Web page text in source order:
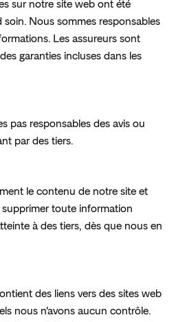
sur notre site web ont été
soin. Nous sommes responsables
Les assureurs sont
garanties incluses dans les
pas responsables des avis ou
par des tiers.
le contenu de notre site et
toute information
à des tiers, dès que nous en
des liens vers des sites web
nous n'avons aucun contrôle.